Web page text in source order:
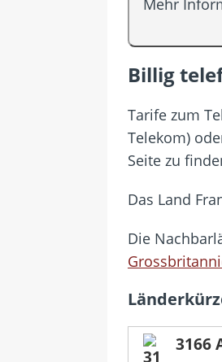
Mehr
Billig
Tarife zum
Telekom)
Seite zu
Das Land
Die
3166